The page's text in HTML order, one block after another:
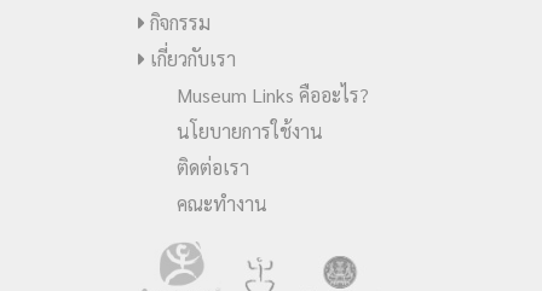
กิจกรรม
เกี่ยวกับเรา
Museum Links คืออะไร?
นโยบายการใช้งาน
ติดต่อเรา
คณะทำงาน